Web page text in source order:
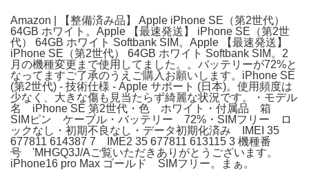
Amazon | 【整備済み品】 Apple iPhone SE（第2世代）
64GB ホワイト。Apple 【最速発送】 iPhone SE（第2世
代） 64GB ホワイト Softbank SIM。Apple 【最速発送】
iPhone SE（第2世代） 64GB ホワイト Softbank SIM。2
月の機種変更まで使用してました。。バッテリーが72%と
なってますご了承のうえご購入お願いします。iPhone SE
(第2世代) - 技術仕様 - Apple サポート (日本)。使用頻度は
少なく、大きな傷も見当たらず綺麗な状況です。・モデル
名 iPhone SE 第2世代・色 ホワイト・付属品 箱
SIMピン ケーブル・バッテリー 72%・SIMフリー ロ
ックなし・初期不良なし・データ初期化済み IMEI 35
677811 614387 7 IME2 35 677811 613115 3 機種番
号 'MHGQ3J/Aご覧いただきありがとうございます。
iPhone16 pro Max ゴールド SIMフリー。まぁ。